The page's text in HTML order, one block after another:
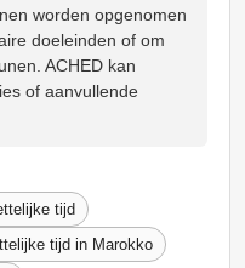
worden opgenomen
doeleinden of om
ACHED kan
of aanvullende
tijd
tijd in Marokko